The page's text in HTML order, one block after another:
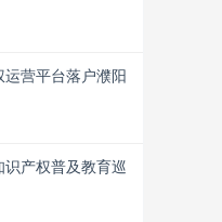
营平台落户濮阳
产权普及教育巡